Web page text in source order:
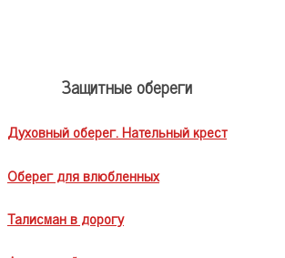
Защитные обереги
Духовный оберег. Нательный крест
Оберег для влюбленных
Талисман в дорогу